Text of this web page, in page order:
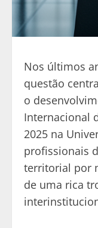
Nos últimos
questão
o
Internacional
2025 na
profissionais
territorial por
de uma rica